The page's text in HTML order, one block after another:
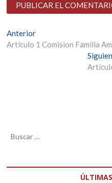
Navegación
de
AnteriorEntrada
anterior:
Artículo 1 Comision Familia